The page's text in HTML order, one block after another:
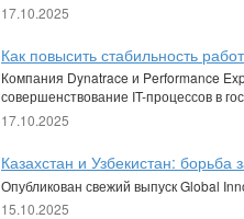
17.10.2025
Как повысить стабильность
Компания Dynatrace и Performance
совершенствование IT-процессов в
17.10.2025
Казахстан и Узбекистан:
Опубликован свежий выпуск Global
15.10.2025